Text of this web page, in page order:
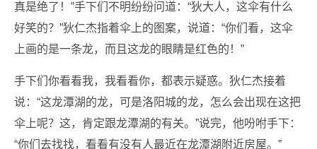
真是绝了！”手下们不明纷纷问道：“狄大人，这伞有什么
好笑的？”狄仁杰指着伞上的图案，说道：“你们看，这伞
上画的是一条龙，而且这龙的眼睛是红色的！”
手下们你看看我，我看看你，都表示疑惑。狄仁杰接着
说：“这龙潭湖的龙，可是洛阳城的龙，怎么会出现在这把
伞上呢？这，肯定跟龙潭湖的有关。”说完，他吩咐手下：
“你们去找找，看看有没有人最近在龙潭湖附近房屋。”